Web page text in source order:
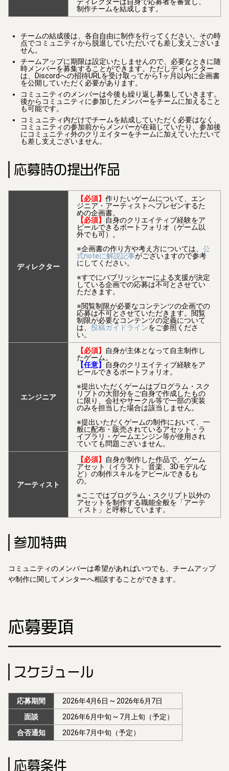
制作チームを結成します。
チームの結成後は、各自自由に制作を行ってください。その時
点でコミュニティから脱退していただいても差し支えございま
せん。
チームアップに期限は設定いたしませんので、必要なときに随
時メンバーを募集することができます。ただしディレクター
は、Discordへの招待URLを受け取ってから1ヶ月以内に企画書
を公開していただく必要があります。
コミュニティのメンバーは今後も繰り返し募集していきます。
後からコミュニティに参加したメンバーをチームに加えること
も可能です。
コミュニティ内だけでチームを結成していただく必要はなく、
コミュニティの参加前からメンバーが在籍していたり、参加後
にコミュニティ外のクリエイターをチームに加えていただいて
も差し支えございません。
応募時の提出作品
ディレクター
【必須】 作りたいゲームについて、エン
ジニア・アーティストへプレゼンするた
めの企画書。
【必須】
自身のクリエイティブ経験をア
ピールできるポートフォリオ（ゲーム以
外でも可）。
※企画書の作り方や考え方については、 公
式noteに解説記事がございますので参考
にしてください。
※すでにパブリッシャーによる支援が決定
している企画での応募は不可とさせてい
ただきます。
※閲覧制限が必要なコンテンツの企画での
応募は不可とさせていただきます。閲覧
制限が必要なコンテンツの定義について
は、 投稿ガイドラインをご参照くださ
い。
エンジニア
【必須】
自身が主体となって自主制作し
たゲーム。
【任意】
自身のクリエイティブ経験をア
ピールできるポートフォリオ。
※提出いただくゲームはプログラム・スク
リプトの大部分をご自身で作成したもの
に限り、会社やサークル等で一部の実装
のみを担当した場合は該当しません。
※提出いただくゲームの制作において、一
般に配布・販売されているアセット・ラ
イブラリ・ゲームエンジン等が使用され
ていても問題ございません。
アーティスト
【必須】
自身が制作した作品で、ゲーム
アセット（イラスト、音楽、3Dモデルな
ど）の制作スキルをアピールできるも
の。
※ここではプログラム・スクリプト以外の
アセットを制作する職能全般を「アーテ
ィスト」と呼称しています。
参加特典
コミュニティのメンバーは希望があればいつでも、チームアップ
や制作に関してメンターへ相談することができます。
応募要項
スケジュール
応募期間
2026年4月6日 ~ 2026年6月7日
面談
2026年6月中旬 ~ 7月上旬（予定）
合否通知
2026年7月中旬（予定）
応募条件